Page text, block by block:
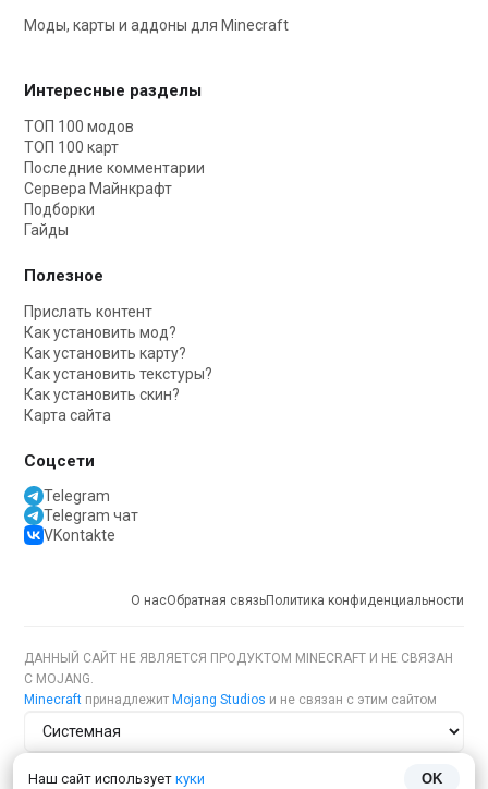
Наш сайт использует куки OK
Моды, карты и аддоны для Minecraft
Интересные разделы
ТОП 100 модов
ТОП 100 карт
Последние комментарии
Сервера Майнкрафт
Подборки
Гайды
Полезное
Прислать контент
Как установить мод?
Как установить карту?
Как установить текстуры?
Как установить скин?
Карта сайта
Соцсети
Telegram
Telegram чат
VKontakte
О насОбратная связьПолитика конфиденциальности
ДАННЫЙ САЙТ НЕ ЯВЛЯЕТСЯ ПРОДУКТОМ MINECRAFT И НЕ СВЯЗАН
С MOJANG.
Minecraft принадлежит Mojang Studios и не связан с этим сайтом
Тема сайта
Язык сайта